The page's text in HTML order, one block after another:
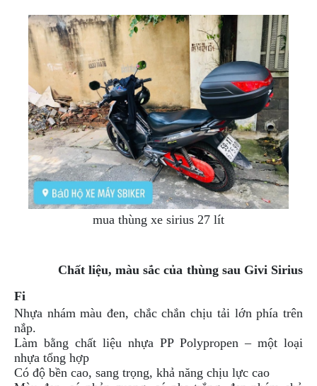
mua thùng xe sirius 27 lít
Chất liệu, màu sắc của thùng sau Givi Sirius
Fi
Nhựa nhám màu đen, chắc chắn chịu tải lớn phía trên
nắp.
Làm bằng chất liệu nhựa PP Polypropen – một loại
nhựa tổng hợp
Có độ bền cao, sang trọng, khả năng chịu lực cao